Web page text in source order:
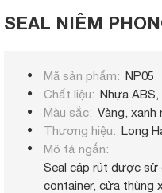
SEAL NIÊM
Mã sản phẩm
NP05
Chất liệu
Nhựa ABS,
Màu sắc
Vàng, xanh
Thương hiệu
Long
Mô tả ngắn
Seal cáp rút được sử
container, cửa thùng